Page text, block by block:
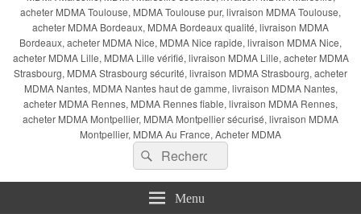
acheter MDMA Toulouse, MDMA Toulouse pur, livraison MDMA Toulouse,
acheter MDMA Bordeaux, MDMA Bordeaux qualité, livraison MDMA
Bordeaux, acheter MDMA Nice, MDMA Nice rapide, livraison MDMA Nice,
acheter MDMA Lille, MDMA Lille vérifié, livraison MDMA Lille, acheter MDMA
Strasbourg, MDMA Strasbourg sécurité, livraison MDMA Strasbourg, acheter
MDMA Nantes, MDMA Nantes haut de gamme, livraison MDMA Nantes,
acheter MDMA Rennes, MDMA Rennes fiable, livraison MDMA Rennes,
acheter MDMA Montpellier, MDMA Montpellier sécurisé, livraison MDMA
Montpellier, MDMA Au France, Acheter MDMA
Recherche :
Rechercher
Menu